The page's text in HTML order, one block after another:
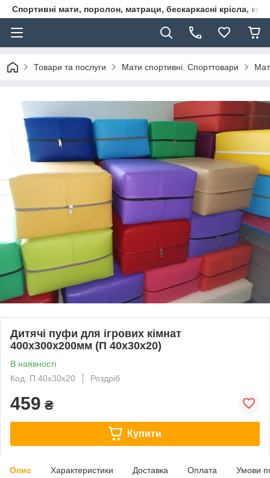
Спортивні мати, поролон, матраци, бескаркасні крісла,
Товари та послуги Мати спортивні. Спорттовари
Дитячі пуфи для ігрових кімнат
400х300х200мм (П 40х30х20)
В наявності
Код: П 40х30х20
Роздріб
459 ₴
Купити
Опис Характеристики Доставка Оплата Умови